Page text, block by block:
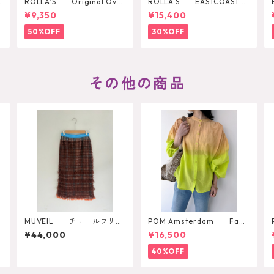
all
¥9,350
50%OFF
LARE AVA
¥15,400
30%OFF
その他の商品
MUVEIL チュールフリル
スカート MA262FS002
¥44,000
POM Amsterdam Fade
d Summer Lime Blouse
¥16,500
40%OFF